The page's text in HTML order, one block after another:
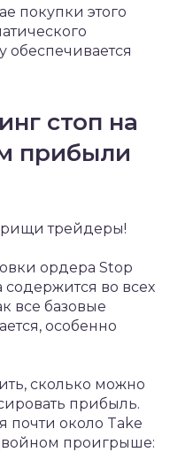
покупки этого
обеспечивается
стоп на
прибыли
трейдеры!
ордера Stop
содержится во всех
все базовые
особенно
сколько можно
прибыль.
почти около Take
проигрыше: